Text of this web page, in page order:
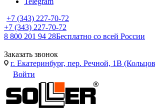
+7 (343) 227-70-72
+7 (343) 227-70-72
8 800 201 94 28Бесплатно со всей России
Заказать звонок
г. Екатеринбург, пер. Речной, 1В
Войти